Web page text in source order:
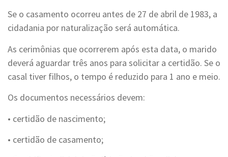
Se o casamento ocorreu antes de 27 de abril de 1983, a
cidadania por naturalização será automática.
As cerimônias que ocorrerem após esta data, o marido
deverá aguardar três anos para solicitar a certidão. Se o
casal tiver filhos, o tempo é reduzido para 1 ano e meio.
Os documentos necessários devem:
• certidão de nascimento;
• certidão de casamento;